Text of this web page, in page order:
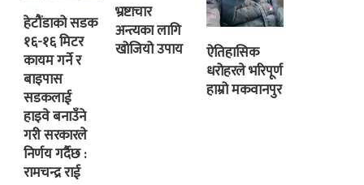
हेटौंडाको सडक
१६-१६ मिटर
कायम गर्ने र
बाइपास
सडकलाई
हाइवे बनाउँने
गरी सरकारले
निर्णय गर्दैछ :
रामचन्द्र राई
भ्रष्टाचार
अन्त्यका लागि
खोजियो उपाय
ऐतिहासिक
धरोहरले भरिपूर्ण
हाम्रो मकवानपुर